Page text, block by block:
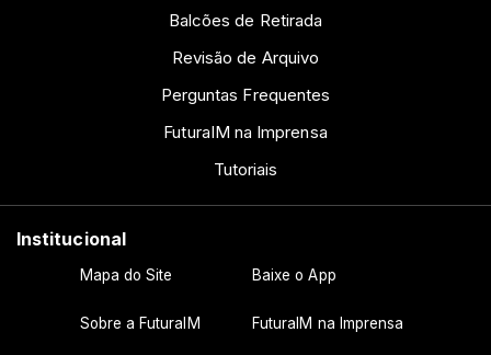
Balcões de Retirada
Revisão de Arquivo
Perguntas Frequentes
FuturaIM na Imprensa
Tutoriais
Institucional
Mapa do Site Baixe o App
Sobre a FuturaIM FuturaIM na Imprensa